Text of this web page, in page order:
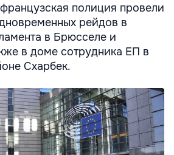
полиция провели
рейдов в
в Брюсселе и
в доме сотрудника ЕП в
Схарбек.